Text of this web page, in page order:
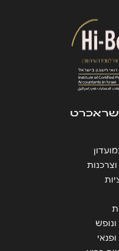
שליחה
וצרכנות
ונופש